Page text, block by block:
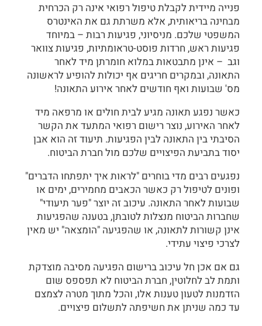
פנייה מיידית לקבלת טיפול רפואי אינה רק הכרחית
מבחינה בריאותית, אלא משרתת גם את האינטרס
המשפטי שלכם. מניסיוני, פגיעות רבות – במיוחד
פגיעות ראש, חרדות פוסט-טראומתיות, פגיעות צוואר
וגב – אינן מתבטאות במלוא חומרתן מיד לאחר
התאונה, ובמקרים חריגים אף יכולות להופיע לראשונה
מס' שבועות ואף חודשים לאחר אירוע התאונה!
כאשר נפגע תאונה מגיע לבית חולים או מרפאה מיד
לאחר האירוע, נוצר רישום רפואי המתעד את הקשר
הסיבתי בין התאונה לבין הפגיעות. תיעוד זה הוא אבן
יסוד בתביעת הפיצויים שלכם מול חברת הביטוח.
נפגעים רבים מדי בוחרים "לראות איך יתפתחו הדברים"
ופונים לטיפול רק כאשר הכאבים מחמירים, ימים או
שבועות לאחר התאונה. עיכוב זה יוצר "פער תיעודי"
שחברות הביטוח מנצלות לטובתן, בטענה שהפגיעות
אינן קשורות לתאונה, או שהפגיעה "הומצאה" יש מאין
לצרכי פיצוי עתידי.
גם אם אכן חל עיכוב ברישום הפגיעה מסיבה מוצדקת
ותמת לב לחלוטין, חברת הביטוח לא תפספס שום
הזדמנות לטעון טענות אלו, והכל מתוך מטרה לצמצם
עד כמה שניתן את חשיפתה לתשלום פיצויים.